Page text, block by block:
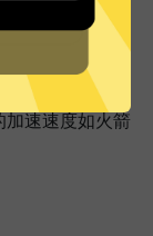
速器服务器部
速速度如火箭